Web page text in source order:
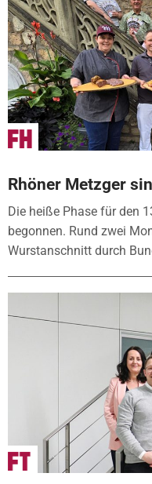
Rhöner Metzger
Die heiße Phase für den
begonnen. Rund zwei
Wurstanschnitt durch